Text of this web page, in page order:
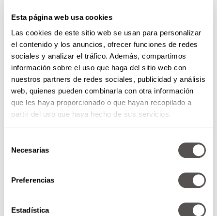
Esta página web usa cookies
Las cookies de este sitio web se usan para personalizar
el contenido y los anuncios, ofrecer funciones de redes
sociales y analizar el tráfico. Además, compartimos
información sobre el uso que haga del sitio web con
nuestros partners de redes sociales, publicidad y análisis
web, quienes pueden combinarla con otra información
que les haya proporcionado o que hayan recopilado a
partir del uso que haya hecho de sus servicios.
Necesarias
Preferencias
Estadística